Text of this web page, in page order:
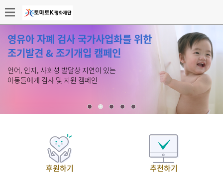
영유아 자폐 검사 국가사업화를 위한
조기발견 & 조기개입 캠페인
언어, 인지, 사회성 발달상 지연이 있는
아동들에게 검사 및 지원 캠페인
후원하기 추천하기